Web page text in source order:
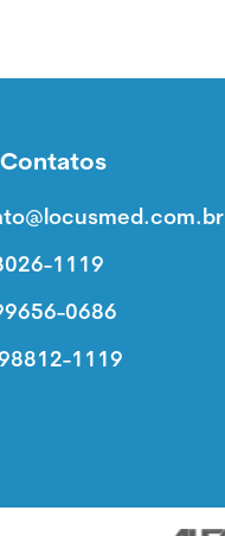
1119
0686
1119